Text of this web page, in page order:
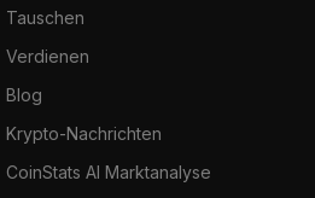
Tauschen
Verdienen
Blog
Krypto-Nachrichten
CoinStats AI Marktanalyse